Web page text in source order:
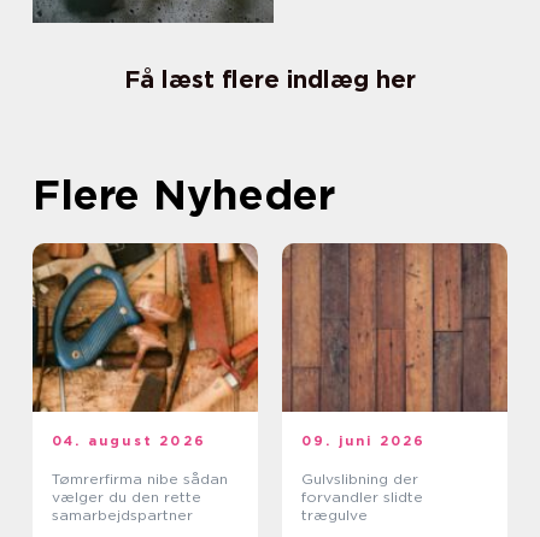
Få læst flere indlæg her
Flere Nyheder
04. august 2026
Tømrerfirma nibe sådan
vælger du den rette
samarbejdspartner
09. juni 2026
Gulvslibning der
forvandler slidte
trægulve